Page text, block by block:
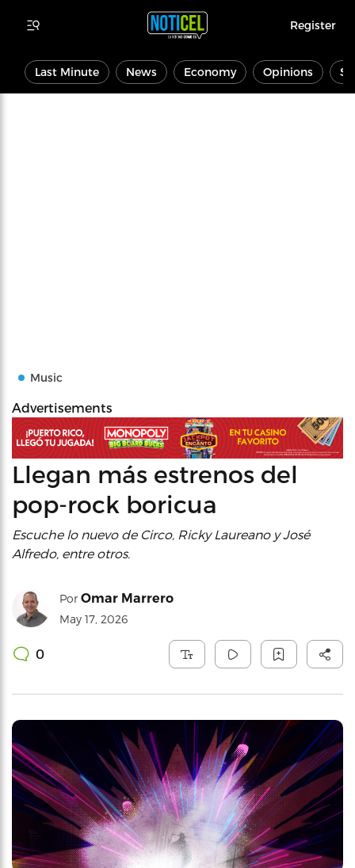
Register
Last Minute News Economy Opinions
Music
Advertisements
Llegan más estrenos del
pop-rock boricua
Escuche lo nuevo de Circo, Ricky Laureano y José
Alfredo, entre otros.
Por Omar Marrero
May 17, 2026
0